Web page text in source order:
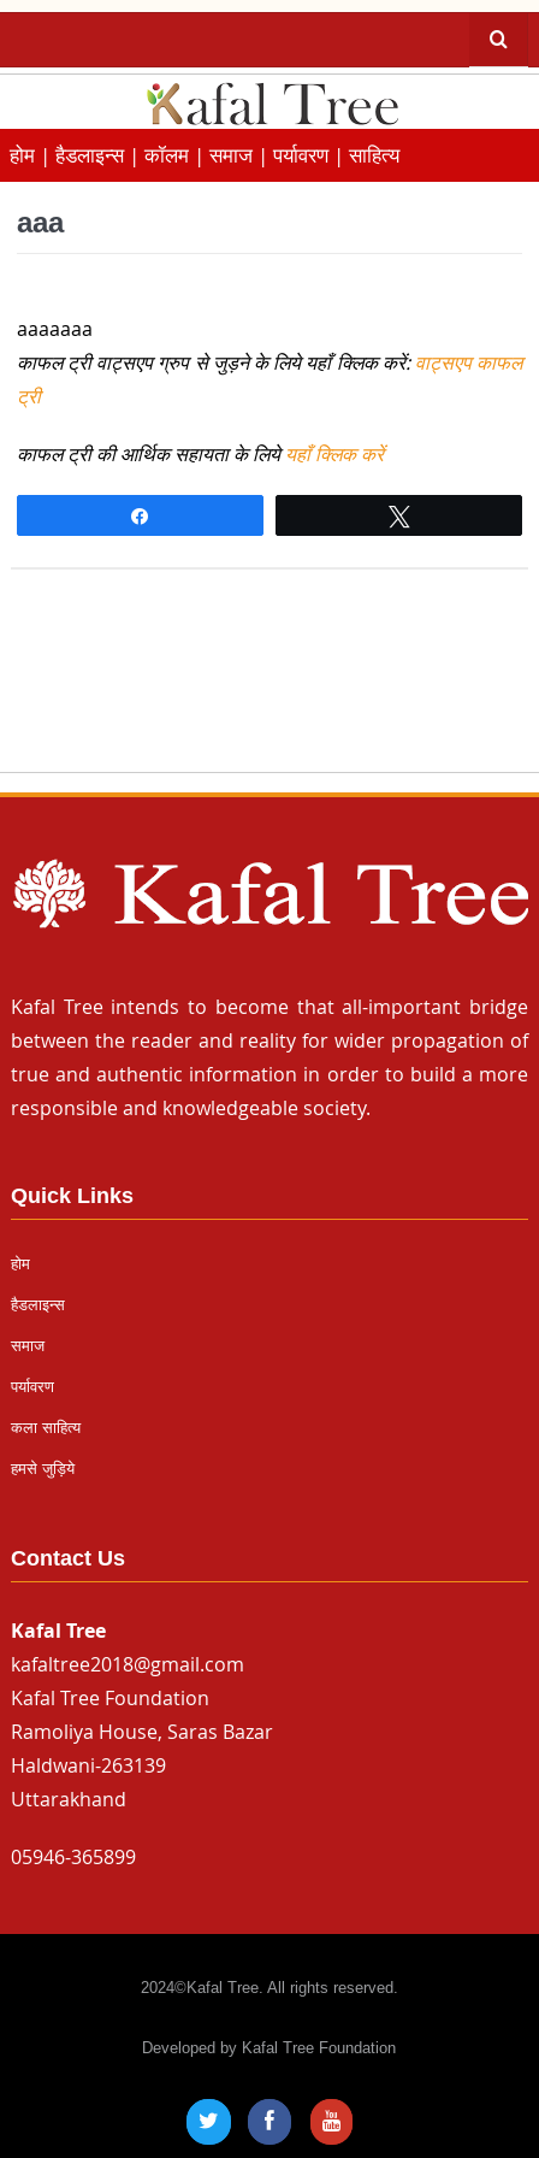
होम |हैडलाइन्स |कॉलम |समाज |पर्यावरण |साहित्य
aaa
aaaaaaa
काफल ट्री वाट्सएप ग्रुप से जुड़ने के लिये यहाँ क्लिक करें:वाट्सएप काफल
ट्री
काफल ट्री की आर्थिक सहायता के लियेयहाँ क्लिक करें
Kafal Tree intends to become that all-important bridge
between the reader and reality for wider propagation of
true and authentic information in order to build a more
responsible and knowledgeable society.
Quick Links
होम
हैडलाइन्स
समाज
पर्यावरण
कला साहित्य
हमसे जुड़िये
Contact Us
Kafal Tree
kafaltree2018@gmail.com
Kafal Tree Foundation
Ramoliya House, Saras Bazar
Haldwani-263139
Uttarakhand
05946-365899
2024©Kafal Tree. All rights reserved.
Developed by Kafal Tree Foundation